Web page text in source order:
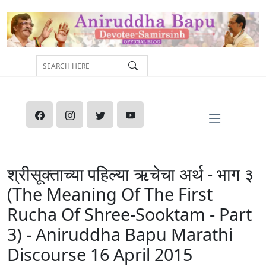
श्रीसूक्ताच्या पहिल्या ऋचेचा अर्थ - भाग ३
(The Meaning Of The First
Rucha Of Shree-Sooktam - Part
3) - Aniruddha Bapu‬ ‪Marathi‬
Discourse 16 April 2015